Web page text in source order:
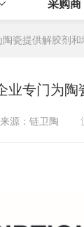
瓷提供解胶剂
业专门为
源：链卫陶